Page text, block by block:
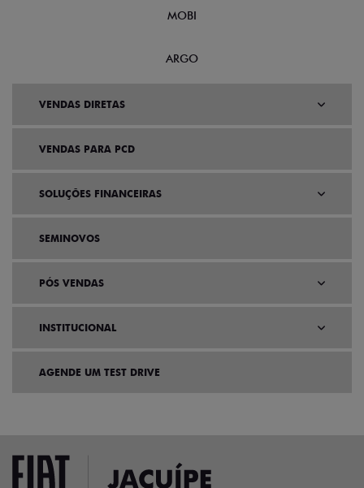
MOBI
ARGO
VENDAS DIRETAS
VENDAS PARA PCD
SOLUÇÕES FINANCEIRAS
SEMINOVOS
PÓS VENDAS
INSTITUCIONAL
AGENDE UM TEST DRIVE